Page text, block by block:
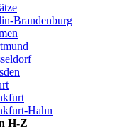
Brandenburg
Hahn
H-Z